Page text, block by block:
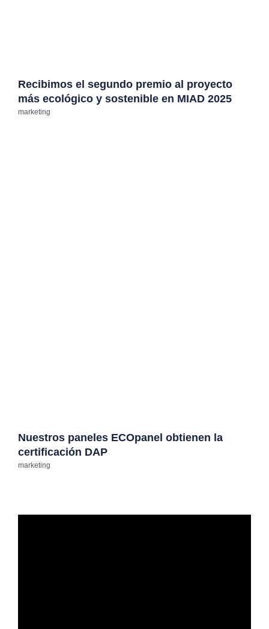
Recibimos el segundo premio al proyecto
más ecológico y sostenible en MIAD 2025
marketing
Nuestros paneles ECOpanel obtienen la
certificación DAP
marketing